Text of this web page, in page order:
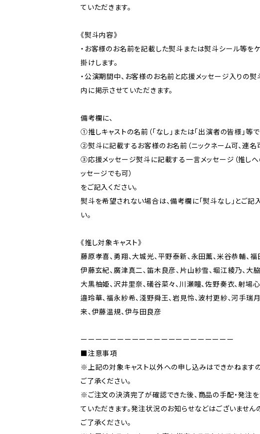
ていただきます。
《熨斗内容》
・お客様のお名前を記載した熨斗または熨斗シール等を
掛けします。
・公演期間中、お客様のお名前と応援メッセージ入りの熨
内に掲示させていただきます。
備考欄に、
①推しキャストの名前（「なし」または「出演者の皆様」等で
②熨斗に記載するお客様のお名前（ニックネーム可、連名
③応援メッセージ熨斗に記載する一言メッセージ（推しへ
ッセージでも可）
をご記入ください。
熨斗を希望されない場合は、備考欄に「熨斗なし」とご記
い。
《推し対象キャスト》
藤原孝喜、勇翔、大城光、平野泰新、永田薫、米谷恭輔、福
伊藤玄紀、廣津真二、笛木良彦、片山紗雪、堀江綾乃、大
大黒柚姫、沢井里奈、礒谷菜々、川瀬瞳、佐野奏衣、射場
邉玲華、福永紗希、淺野舜王、岩見怜、波村更紗、河手瑞
来、伊藤温規、伊与田良彦
ーーーーーーーーーーーーーーーーーーーーー
■注意事項
※上記の対象キャスト以外への申し込みはできかねますの
ご了承ください。
※ご注文の決済完了が確認できた後、商品の手配・発注
ていただきます。発注状況のお知らせなどはございません
ご了承ください。